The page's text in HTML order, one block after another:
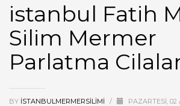
istanbul Fatih
Silim Mermer
Parlatma
BY ISTANBULMERMERSILIMI / PAZARTESI, 02